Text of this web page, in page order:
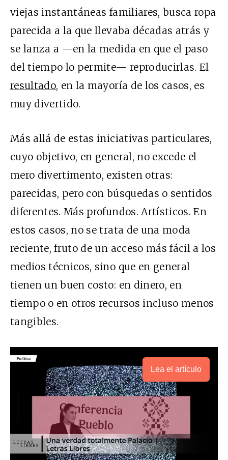
viejas instantáneas familiares, busca ropa
parecida a la que llevaba décadas atrás y
se lanza a —en la medida en que el paso
del tiempo lo permite— reproducirlas. El
resultado, en la mayoría de los casos, es
muy divertido.
Más allá de estas iniciativas particulares,
cuyo objetivo, en general, no excede el
mero divertimento, existen otras:
parecidas, pero con búsquedas o sentidos
diferentes. Más profundos. Artísticos. En
estos casos, no se trata de una moda
reciente, fruto de un acceso más fácil a los
medios técnicos, sino que en general
tienen un buen costo: en dinero, en
tiempo o en otros recursos incluso menos
tangibles.
Lea el artículo